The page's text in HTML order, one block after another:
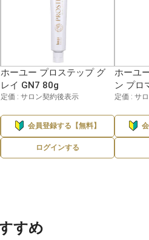
ホーユー プロステップ グ
レイ GN7 80g
定価 : サロン契約後表示
会員登録する【無料】
ログインする
ホーユ
ン プロ
定価 : サ
すめ